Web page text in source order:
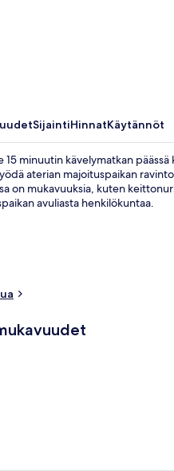
SijaintiHinnatKäytännöt
15 minuutin kävelymatkan
aterian majoituspaikan
on mukavuuksia, kuten
avuliasta henkilökuntaa.